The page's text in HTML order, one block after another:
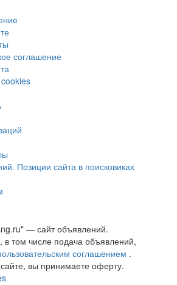
соглашение
Позиции сайта в поисковиках
— сайт объявлений.
в том числе подача объявлений,
соглашением .
вы принимаете оферту.